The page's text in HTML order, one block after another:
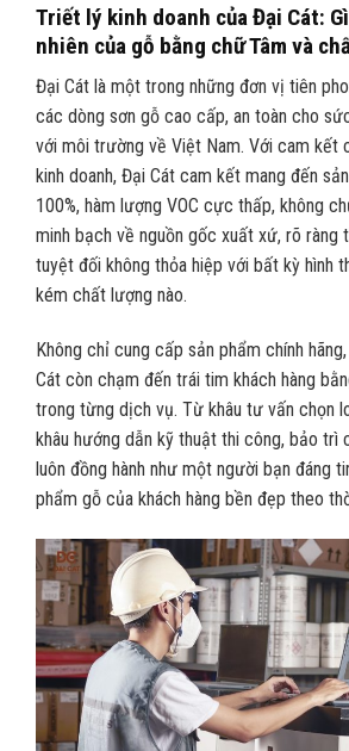
Triết lý kinh doanh của Đại Cát:
nhiên của gỗ bằng chữ Tâm và
Đại Cát là một trong những đơn vị tiên
các dòng sơn gỗ cao cấp, an toàn cho
với môi trường về Việt Nam. Với cam kết
kinh doanh, Đại Cát cam kết mang đến
100%, hàm lượng VOC cực thấp, không
minh bạch về nguồn gốc xuất xứ, rõ ràng
tuyệt đối không thỏa hiệp với bất kỳ hình
kém chất lượng nào.
Không chỉ cung cấp sản phẩm chính
Cát còn chạm đến trái tim khách hàng
trong từng dịch vụ. Từ khâu tư vấn chọn
khâu hướng dẫn kỹ thuật thi công, bảo trì
luôn đồng hành như một người bạn đáng
phẩm gỗ của khách hàng bền đẹp theo